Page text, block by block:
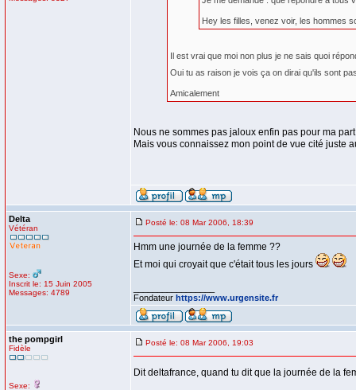
Hey les filles, venez voir, les hommes
Il est vrai que moi non plus je ne sais quoi
Oui tu as raison je vois ça on dirai qu'ils sont
Amicalement
Nous ne sommes pas jaloux enfin pas pour ma
Mais vous connaissez mon point de vue cité juste
Delta
Vétéran
Sexe:
Inscrit le: 15 Juin 2005
Messages: 4789
Posté le: 08 Mar 2006, 18:39
Hmm une journée de la femme ??
Et moi qui croyait que c'était tous les jours
Fondateur https://www.urgensite.fr
the pompgirl
Fidèle
Sexe:
Posté le: 08 Mar 2006, 19:03
Dit deltafrance, quand tu dit que la journée de la